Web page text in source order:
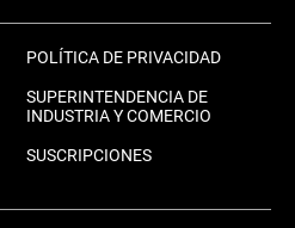
POLÍTICA DE PRIVACIDAD
SUPERINTENDENCIA DE
INDUSTRIA Y COMERCIO
SUSCRIPCIONES